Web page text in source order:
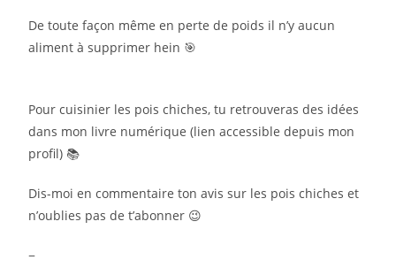
De toute façon même en perte de poids il n’y aucun
aliment à supprimer hein 🎯
Pour cuisinier les pois chiches, tu retrouveras des idées
dans mon livre numérique (lien accessible depuis mon
profil) 📚
Dis-moi en commentaire ton avis sur les pois chiches et
n’oublies pas de t’abonner 😉
−